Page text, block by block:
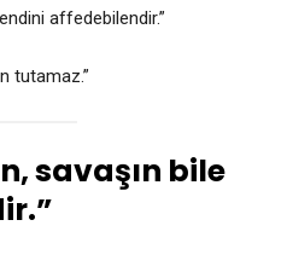
affedebilendir.”
tutamaz.”
savaşın bile